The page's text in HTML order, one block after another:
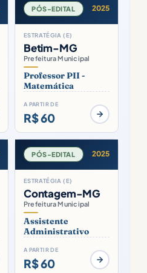
PÓS-EDITAL 2025
ESTRATÉGIA (E)
Betim-MG
Prefeitura Municipal
Professor PII -
Matemática
A PARTIR DE
R$ 60
PÓS-EDITAL 2025
ESTRATÉGIA (E)
Contagem-MG
Prefeitura Municipal
Assistente
Administrativo
A PARTIR DE
R$ 60